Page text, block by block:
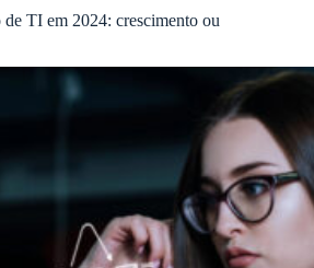
TI em 2024: crescimento ou